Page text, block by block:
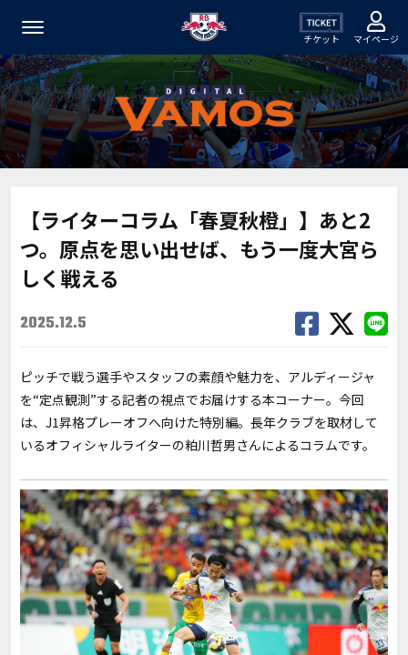
チケット マイページ
【ライターコラム「春夏秋橙」】あと2
つ。原点を思い出せば、もう一度大宮ら
しく戦える
2025.12.5
ピッチで戦う選手やスタッフの素顔や魅力を、アルディージャ
を“定点観測”する記者の視点でお届けする本コーナー。今回
は、J1昇格プレーオフへ向けた特別編。長年クラブを取材して
いるオフィシャルライターの粕川哲男さんによるコラムです。